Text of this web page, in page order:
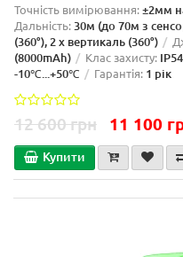
Точність вимірювання:±2мм
Дальність:30м (до 70м з
(360°), 2 x вертикаль (360°)
(8000mAh)
Клас захисту: IP54
-10℃...+50℃ Гарантія: 1 рік
12 600 грн 11 100
Купити